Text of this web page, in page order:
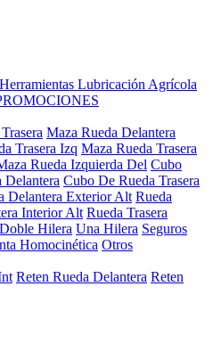
Herramientas Lubricación Agrícola
Maza Rueda Delantera
Trasera Izq Maza Rueda Trasera
Rueda Izquierda Del Cubo
Delantera Cubo De Rueda Trasera
Delantera Exterior Alt Rueda
Interior Alt Rueda Trasera
Doble Hilera Una Hilera Seguros
Homocinética Otros
Reten Rueda Delantera Reten